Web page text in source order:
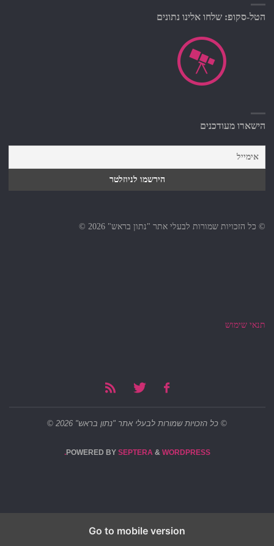
הטל-סקופ: שלחו אלינו נתונים
הישארו מעודכנים
© כל הזכויות שמורות לבעלי אתר "נתון בראש" 2026 ©
תנאי שימוש
© כל הזכויות שמורות לבעלי אתר "נתון בראש" 2026 ©
POWERED BYSEPTERA& WORDPRESS.
Go to mobile version